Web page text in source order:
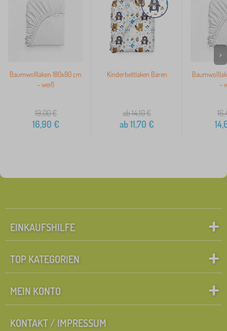
Baumwolllaken 180x80 cm
– weiß
19,00€
16,90 €
Kinderbettlaken Bären
ab 14,10€
ab11,70 €
–
>
EINKAUFSHILFE
TOP KATEGORIEN
MEIN KONTO
KONTAKT / IMPRESSUM